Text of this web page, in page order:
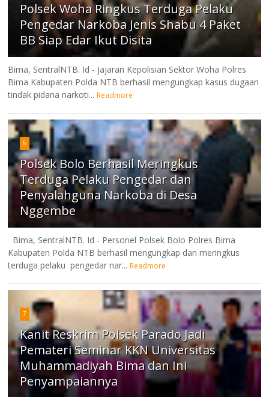
Polsek Woha Ringkus Terduga Pelaku
Pengedar Narkoba Jenis Shabu 4 Paket
BB Siap Edar Ikut Disita
Bima, SentralNTB. Id - Jajaran Kepolisian Sektor Woha Polres
Bima Kabupaten Polda NTB berhasil mengungkap kasus dugaan
tindak pidana narkoti... Readmore
6
Polsek Bolo Berhasil Meringkus
Terduga Pelaku Pengedar dan
Penyalahguna Narkoba di Desa
Nggembe
Bima, SentralNTB. Id - Personel Polsek Bolo Polres Bima
Kabupaten Polda NTB berhasil mengungkap dan meringkus
terduga pelaku pengedar nar... Readmore
7
Kanit Reskrim Polsek Parado Jadi
Pemateri Seminar KKN Universitas
Muhammadiyah Bima dan Ini
Penyampaiannya